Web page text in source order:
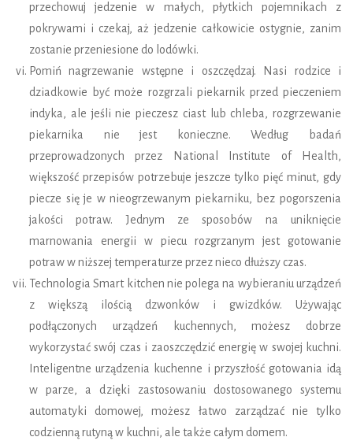
przechowuj jedzenie w małych, płytkich pojemnikach z
pokrywami i czekaj, aż jedzenie całkowicie ostygnie, zanim
zostanie przeniesione do lodówki.
Pomiń nagrzewanie wstępne i oszczędzaj. Nasi rodzice i
dziadkowie być może rozgrzali piekarnik przed pieczeniem
indyka, ale jeśli nie pieczesz ciast lub chleba, rozgrzewanie
piekarnika nie jest konieczne. Według badań
przeprowadzonych przez National Institute of Health,
większość przepisów potrzebuje jeszcze tylko pięć minut, gdy
piecze się je w nieogrzewanym piekarniku, bez pogorszenia
jakości potraw. Jednym ze sposobów na uniknięcie
marnowania energii w piecu rozgrzanym jest gotowanie
potraw w niższej temperaturze przez nieco dłuższy czas.
Technologia Smart kitchen nie polega na wybieraniu urządzeń
z większą ilością dzwonków i gwizdków. Używając
podłączonych urządzeń kuchennych, możesz dobrze
wykorzystać swój czas i zaoszczędzić energię w swojej kuchni.
Inteligentne urządzenia kuchenne i przyszłość gotowania idą
w parze, a dzięki zastosowaniu dostosowanego systemu
automatyki domowej, możesz łatwo zarządzać nie tylko
codzienną rutyną w kuchni, ale także całym domem.